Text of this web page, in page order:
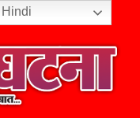
Hindi